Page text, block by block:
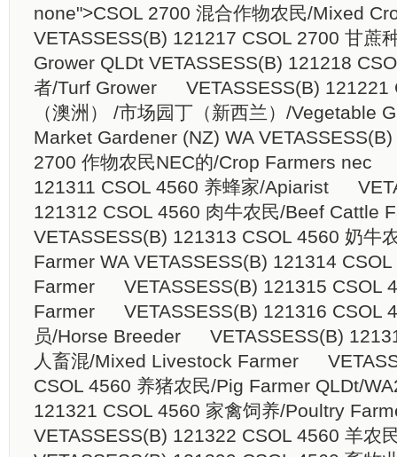
none">CSOL 2700 混合作物农民/Mixed
VETASSESS(B) 121217 CSOL 2700 甘蔗
Grower QLDt VETASSESS(B) 121218
者/Turf Grower VETASSESS(B) 121221
（澳洲） /市场园丁（新西兰）/Vegetable
Market Gardener (NZ) WA
2700 作物农民NEC的/Crop Farmers nec
121311 CSOL 4560 养蜂家/Apiarist
121312 CSOL 4560 肉牛农民/Beef Cattle
VETASSESS(B) 121313 CSOL 4560 奶牛
Farmer WA VETASSESS(B) 121314
Farmer VETASSESS(B) 121315 CSOL
Farmer VETASSESS(B) 121316 CSOL
员/Horse Breeder VETASSESS(B)
人畜混/Mixed Livestock Farmer
CSOL 4560 养猪农民/Pig Farmer QLDt/
121321 CSOL 4560 家禽饲养/Poultry
VETASSESS(B) 121322 CSOL 4560 羊